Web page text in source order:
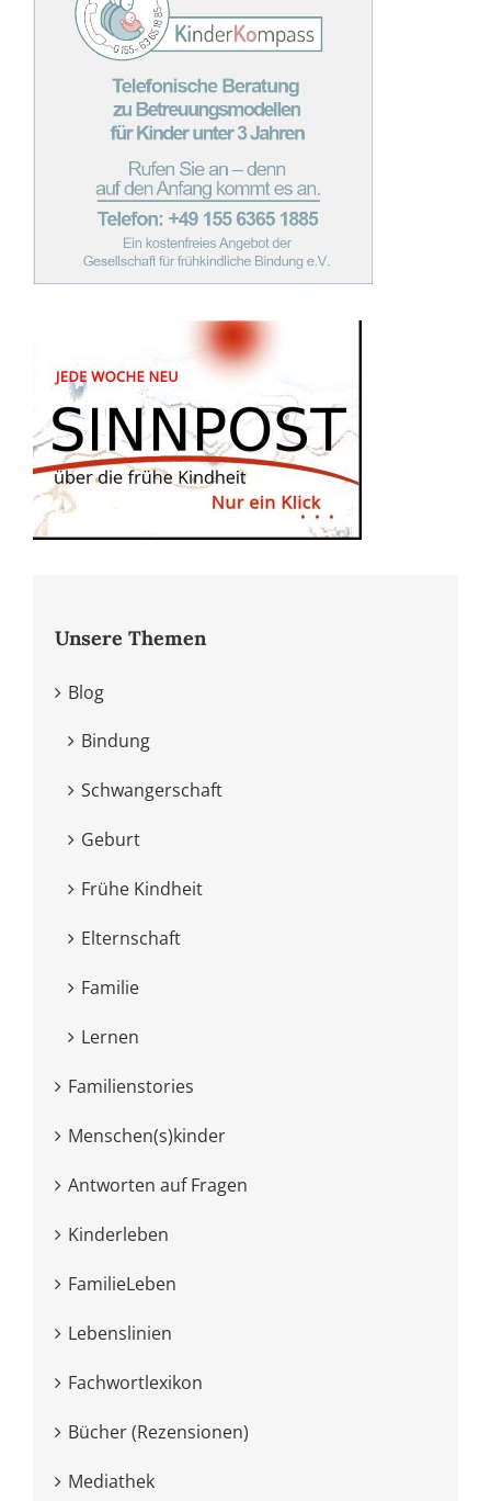
Unsere Themen
Blog
Bindung
Schwangerschaft
Geburt
Frühe Kindheit
Elternschaft
Familie
Lernen
Familienstories
Menschen(s)kinder
Antworten auf Fragen
Kinderleben
FamilieLeben
Lebenslinien
Fachwortlexikon
Bücher (Rezensionen)
Mediathek